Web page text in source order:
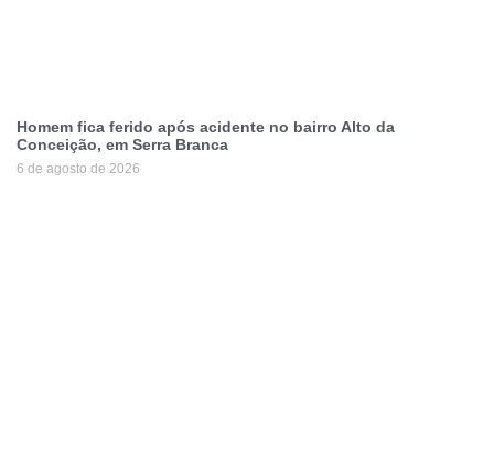
Homem fica ferido após acidente no bairro Alto da
Conceição, em Serra Branca
6 de agosto de 2026